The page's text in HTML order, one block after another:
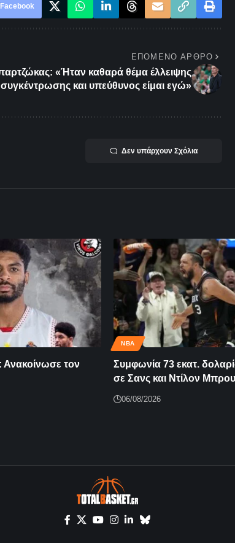
Facebook
ΕΠΌΜΕΝΟ ΆΡΘΡΟ
«Ήταν καθαρά θέμα έλλειψης
συγκέντρωσης και υπεύθυνος είμαι εγώ»
Δεν υπάρχουν Σχόλια
Ανακοίνωσε τον
NBA
Συμφωνία 73 εκατ.
σε Σανς και Ντίλον
06/08/2026